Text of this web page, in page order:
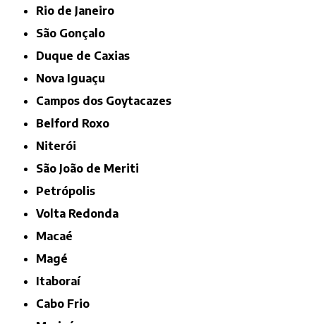
Rio de Janeiro
São Gonçalo
Duque de Caxias
Nova Iguaçu
Campos dos Goytacazes
Belford Roxo
Niterói
São João de Meriti
Petrópolis
Volta Redonda
Macaé
Magé
Itaboraí
Cabo Frio